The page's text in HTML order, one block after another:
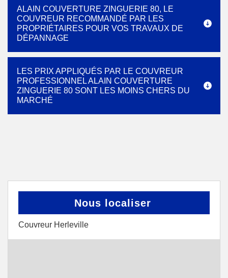
ALAIN COUVERTURE ZINGUERIE 80, LE
COUVREUR RECOMMANDÉ PAR LES
PROPRIÉTAIRES POUR VOS TRAVAUX DE
DÉPANNAGE
LES PRIX APPLIQUÉS PAR LE COUVREUR
PROFESSIONNEL ALAIN COUVERTURE
ZINGUERIE 80 SONT LES MOINS CHERS DU
MARCHÉ
Nous localiser
Couvreur Herleville